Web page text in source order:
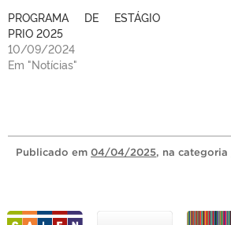
PROGRAMA DE ESTÁGIO
PRIO 2025
10/09/2024
Em "Notícias"
Publicado em 04/04/2025, na categoria